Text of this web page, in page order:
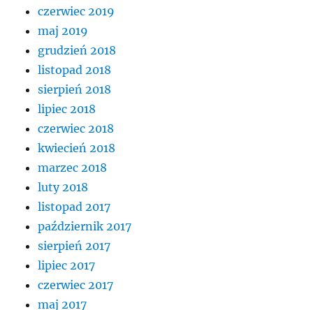
czerwiec 2019
maj 2019
grudzień 2018
listopad 2018
sierpień 2018
lipiec 2018
czerwiec 2018
kwiecień 2018
marzec 2018
luty 2018
listopad 2017
październik 2017
sierpień 2017
lipiec 2017
czerwiec 2017
maj 2017